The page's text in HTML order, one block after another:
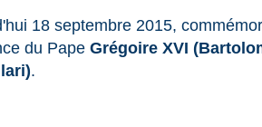
18 septembre 2015,
du Pape Grégoire XVI
.